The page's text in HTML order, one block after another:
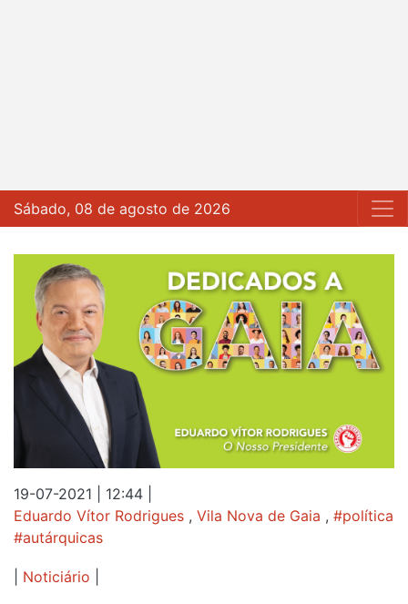
Sábado, 08 de agosto de 2026
19-07-2021 | 12:44
Eduardo Vítor Rodrigues , Vila Nova de Gaia , #política
#autárquicas
Noticiário